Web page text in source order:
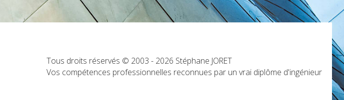
Tous droits réservés © 2003 - 2026 Stéphane JORET
Vos compétences professionnelles reconnues par un vrai diplôme d'ingénieur